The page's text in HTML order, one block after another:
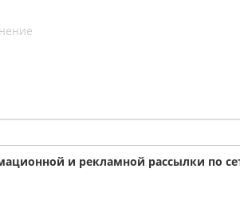
и рекламной рассылки по